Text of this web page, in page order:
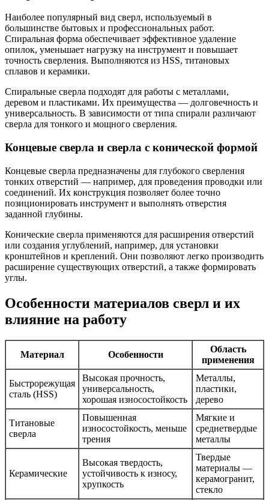
Наиболее популярный вид сверл, используемый в
большинстве бытовых и профессиональных работ.
Спиральная форма обеспечивает эффективное удаление
опилок, уменьшает нагрузку на инструмент и повышает
точность сверления. Выполняются из HSS, титановых
сплавов и керамики.
Спиральные сверла подходят для работы с металлами,
деревом и пластиками. Их преимущества — долговечность и
универсальность. В зависимости от типа спирали различают
сверла для тонкого и мощного сверления.
Концевые сверла и сверла с конической формой
Концевые сверла предназначены для глубокого сверления
тонких отверстий — например, для проведения проводки или
соединений. Их конструкция позволяет более точно
позиционировать инструмент и выполнять отверстия
заданной глубины.
Конические сверла применяются для расширения отверстий
или создания углублений, например, для установки
кронштейнов и креплений. Они позволяют легко производить
расширение существующих отверстий, а также формировать
углы.
Особенности материалов сверл и их
влияние на работу
Материал Особенности
Область
применения
Быстрорежущая
сталь (HSS)
Высокая прочность,
универсальность,
хорошая износостойкость
Металлы,
пластики,
дерево
Титановые
сверла
Повышенная
износостойкость, меньше
трения
Мягкие и
среднетвердые
металлы
Керамические
Высокая твердость,
устойчивость к износу,
хрупкость
Твердые
материалы —
керамогранит,
стекло